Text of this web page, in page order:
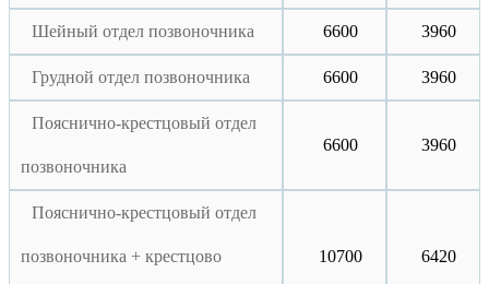
Шейный отдел позвоночника 6600 3960
Грудной отдел позвоночника 6600 3960
Пояснично-крестцовый отдел
позвоночника
6600 3960
Пояснично-крестцовый отдел
позвоночника + крестцово 10700 6420